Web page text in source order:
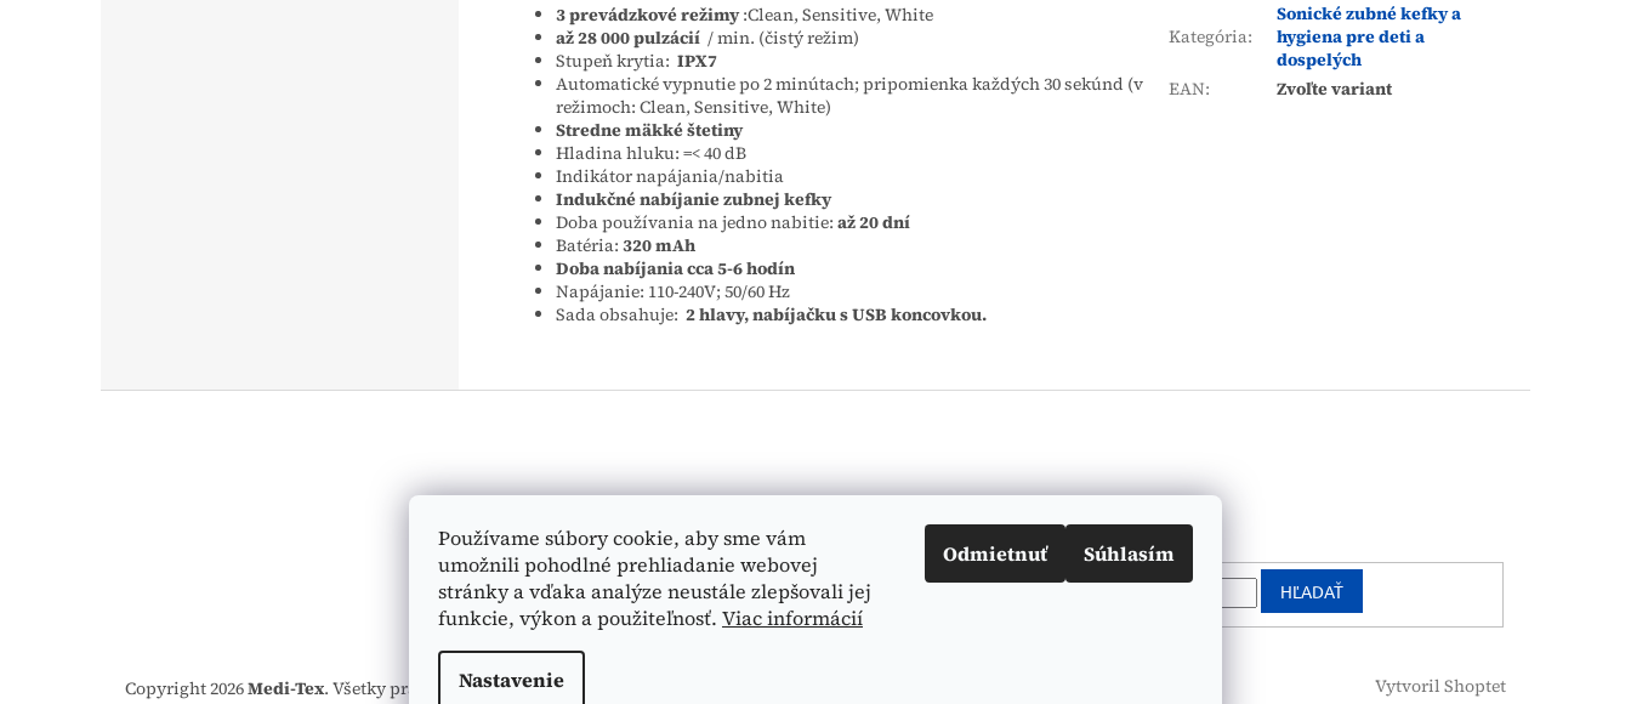
Používame súbory cookie, aby sme vám
umožnili pohodlné prehliadanie webovej
stránky a vďaka analýze neustále zlepšovali jej
funkcie, výkon a použiteľnosť. Viac informácií
Nastavenie
Odmietnuť Súhlasím
3 prevádzkové režimy :Clean, Sensitive, White
až 28 000 pulzácií / min. (čistý režim)
Stupeň krytia: IPX7
Automatické vypnutie po 2 minútach; pripomienka každých 30 sekúnd (v
režimoch: Clean, Sensitive, White)
Stredne mäkké štetiny
Hladina hluku: =< 40 dB
Indikátor napájania/nabitia
Indukčné nabíjanie zubnej kefky
Doba používania na jedno nabitie: až 20 dní
Batéria: 320 mAh
Doba nabíjania cca 5-6 hodín
Napájanie: 110-240V; 50/60 Hz
Sada obsahuje: 2 hlavy, nabíjačku s USB koncovkou.
Kategória:
Sonické zubné kefky a
hygiena pre deti a
dospelých
EAN: Zvoľte variant
Vyhľadávanie
HĽADAŤ
Vytvoril Shoptet
Copyright 2026Medi-Tex. Všetky práva vyhradené.